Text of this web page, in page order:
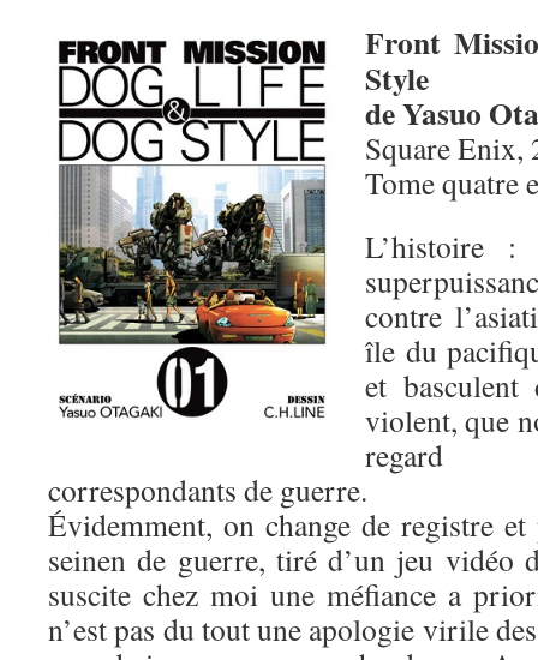
Front
Style
de Yasuo
Square
Tome quatre
L’histoire
contre
île du
et
violent, que
regard
correspondants de guerre.
Évidemment, on change de registre et
seinen de guerre, tiré d’un jeu vidéo
suscite chez moi une méfiance a
n’est pas du tout une apologie virile